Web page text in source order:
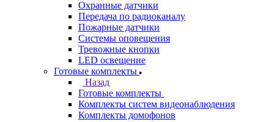
Охранные датчики
Передача по радиоканалу
Пожарные датчики
Системы оповещения
Тревожные кнопки
LED освещение
Готовые комплекты
Назад
Готовые комплекты
Комплекты систем видеонаблюдения
Комплекты домофонов